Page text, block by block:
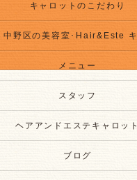
キャロットのこだわり
メニュー
スタッフ
ヘアアンドエステキャロット
ブログ